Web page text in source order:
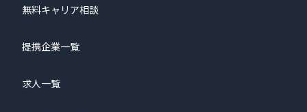
無料キャリア相談
提携企業一覧
求人一覧